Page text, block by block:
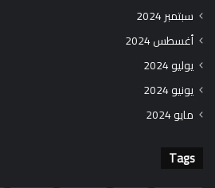
سبتمبر 2024
أغسطس 2024
يوليو 2024
يونيو 2024
مايو 2024
Tags